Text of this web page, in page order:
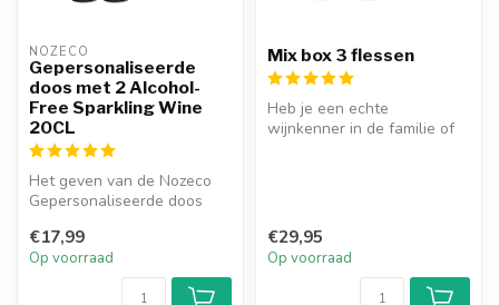
NOZECO
Gepersonaliseerde
doos met 2 Alcohol-
Free Sparkling Wine
20CL
Het geven van de Nozeco
Gepersonaliseerde doos
Mousserende Wi...
€17,99
Op voorraad
Mix box 3 flessen
Heb je een echte
wijnkenner in de familie of
€29,95
Op voorraad